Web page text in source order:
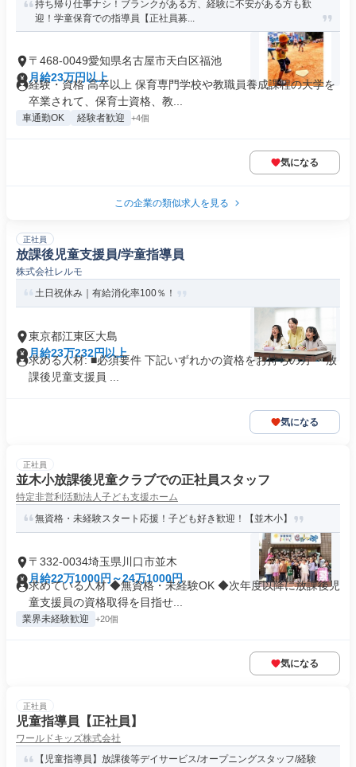
持ち帰り仕事ナシ！ブランクがある方、経験に不安がある方も歓
迎！学童保育での指導員【正社員募...
〒468-0049愛知県名古屋市天白区福池
月給23万円以上
経験・資格 高卒以上 保育専門学校や教職員養成課程の大学を
卒業されて、保育士資格、教...
車通勤OK 経験者歓迎 +4個
気になる
この企業の類似求人を見る
正社員
放課後児童支援員/学童指導員
株式会社レルモ
土日祝休み｜有給消化率100％！
東京都江東区大島
月給23万232円以上
求める人材: ■必須要件 下記いずれかの資格をお持ちの方 ・放
課後児童支援員 ...
気になる
正社員
並木小放課後児童クラブでの正社員スタッフ
特定非営利活動法人子ども支援ホーム
無資格・未経験スタート応援！子ども好き歓迎！【並木小】
〒332-0034埼玉県川口市並木
月給22万1000円～24万1000円
求めている人材 ◆無資格・未経験OK ◆次年度以降に放課後児
童支援員の資格取得を目指せ...
業界未経験歓迎 +20個
気になる
正社員
児童指導員【正社員】
ワールドキッズ株式会社
【児童指導員】放課後等デイサービス/オープニングスタッフ/経験